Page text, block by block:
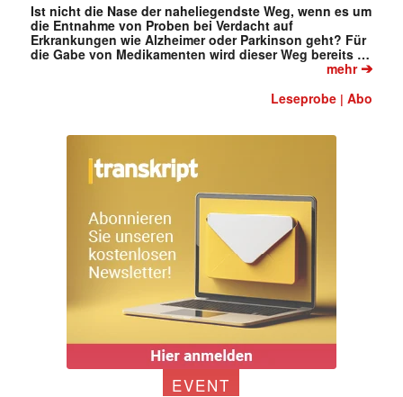
Ist nicht die Nase der naheliegendste Weg, wenn es um
die Entnahme von Proben bei Verdacht auf
Erkrankungen wie Alzheimer oder Parkinson geht? Für
die Gabe von Medikamenten wird dieser Weg bereits …
mehr➔
Leseprobe |Abo
EVENT